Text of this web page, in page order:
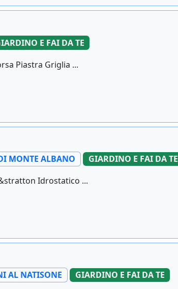
E FAI DA TE
Piastra Griglia ...
MONTE ALBANO
GIARDINO E FAI DA TE
Idrostatico ...
AL NATISONE
GIARDINO E FAI DA TE